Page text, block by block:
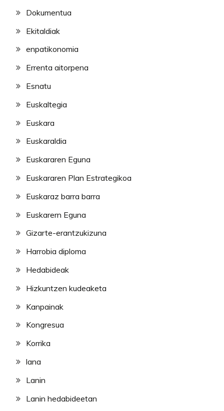
Dokumentua
Ekitaldiak
enpatikonomia
Errenta aitorpena
Esnatu
Euskaltegia
Euskara
Euskaraldia
Euskararen Eguna
Euskararen Plan Estrategikoa
Euskaraz barra barra
Euskarern Eguna
Gizarte-erantzukizuna
Harrobia diploma
Hedabideak
Hizkuntzen kudeaketa
Kanpainak
Kongresua
Korrika
lana
Lanin
Lanin hedabideetan